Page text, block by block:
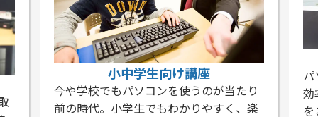
ビジネス向け講座
パソコンを我流で使っている方、もっと
効率よく使いたいという方に最適な講座
をご用意。
「